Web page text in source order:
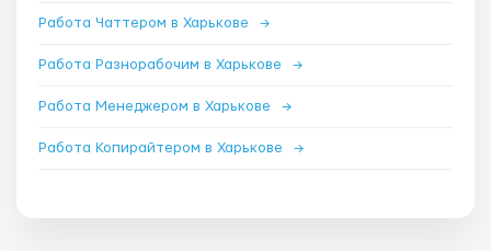
Работа Чаттером в Харькове →
Работа Разнорабочим в Харькове →
Работа Менеджером в Харькове →
Работа Копирайтером в Харькове →